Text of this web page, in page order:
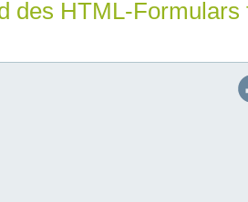
des HTML-